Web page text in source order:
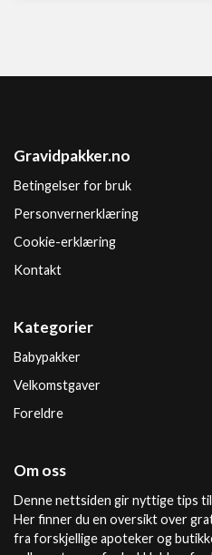
Gravidpakker.no
Betingelser for bruk
Personvernerklæring
Cookie-erklæring
Kontakt
Kategorier
Babypakker
Velkomstgaver
Foreldre
Om oss
Denne nettsiden gir nyttige tips
Her finner du en oversikt over
fra forskjellige apoteker og